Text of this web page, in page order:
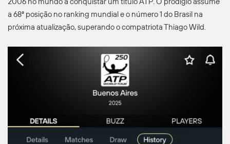
a 68ª posição no ranking mundial e o número 1 do Brasil na
próxima atualização, superando o compatriota Thiago Wild.